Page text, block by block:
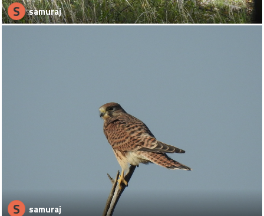
S samuraj
S samuraj